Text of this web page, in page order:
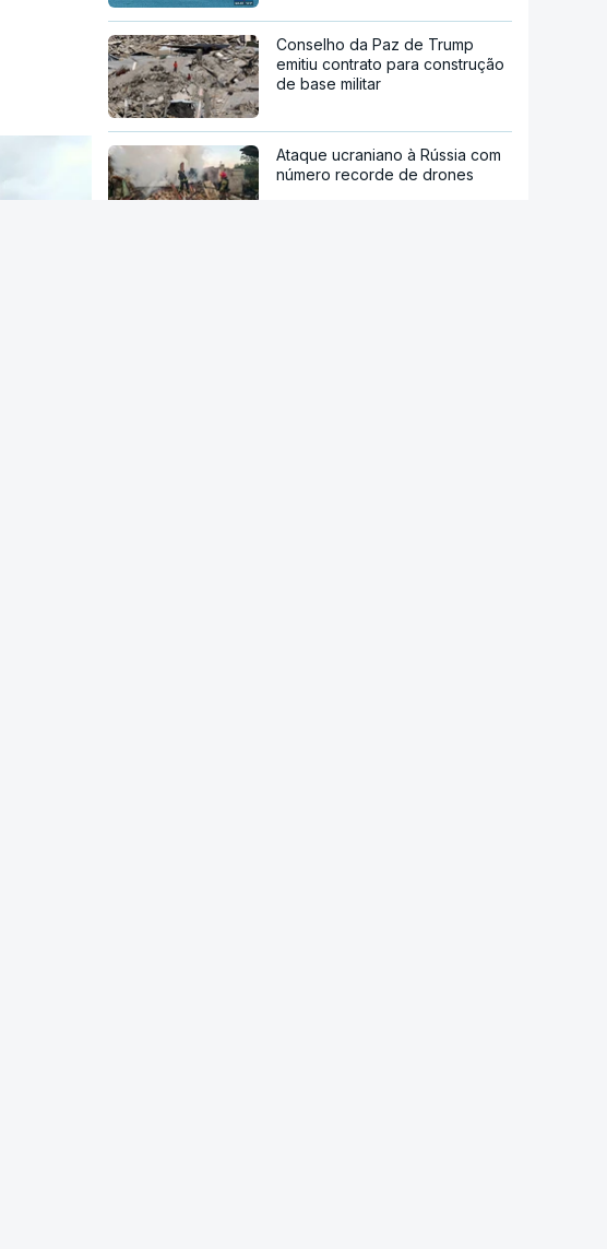
Conselho da Paz de Trump
emitiu contrato para construção
de base militar
Ataque ucraniano à Rússia com
número recorde de drones